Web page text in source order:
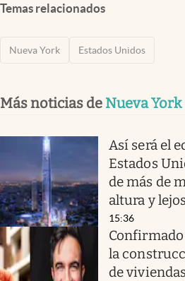
Temas relacionados
Nueva York Estados Unidos
Más noticias de Nueva York
Así será el
Estados
de más de
altura y
15:36
la
de